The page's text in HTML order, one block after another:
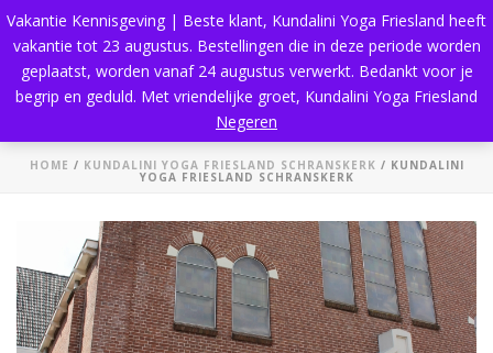
Kundalini Yoga Friesland Schranskerk
HOME / KUNDALINI YOGA FRIESLAND SCHRANSKERK / KUNDALINI
YOGA FRIESLAND SCHRANSKERK
Vakantie Kennisgeving | Beste klant, Kundalini Yoga Friesland heeft
vakantie tot 23 augustus. Bestellingen die in deze periode worden
geplaatst, worden vanaf 24 augustus verwerkt. Bedankt voor je
begrip en geduld. Met vriendelijke groet, Kundalini Yoga Friesland
Negeren